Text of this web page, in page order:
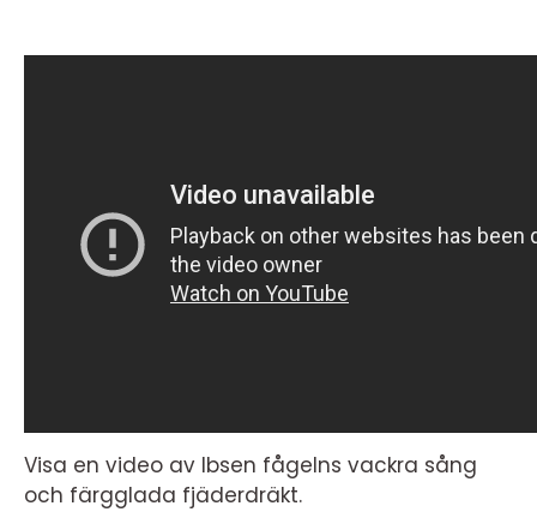
Visa en video av Ibsen fågelns vackra sång
och färgglada fjäderdräkt.